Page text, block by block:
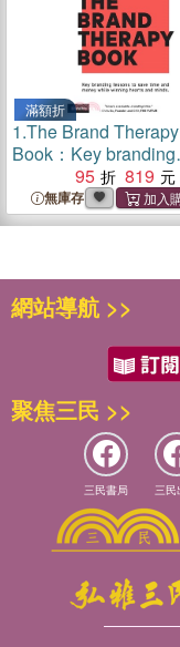
滿額折
1.The Brand Therapy
Book：Key branding
lessons to save time
money while winning
and minds.
95 819
無庫存
網站導航 >>
聚焦三民 >>
三民書局 三民